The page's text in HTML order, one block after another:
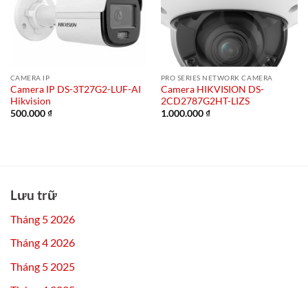
CAMERA IP
Camera IP DS-3T27G2-LUF-AI
Hikvision
500.000₫
PRO SERIES NETWORK CAMERA
Camera HIKVISION DS-
2CD2787G2HT-LIZS
1.000.000₫
Lưu trữ
Tháng 5 2026
Tháng 4 2026
Tháng 5 2025